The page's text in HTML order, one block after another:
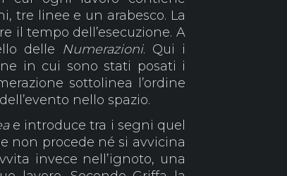
tre linee e un arabesco. La
il tempo dell’esecuzione. A
delle Numerazioni. Qui i
in cui sono stati posati i
sottolinea l’ordine
nello spazio.
e introduce tra i segni quel
non procede né si avvicina
invece nell’ignoto, una